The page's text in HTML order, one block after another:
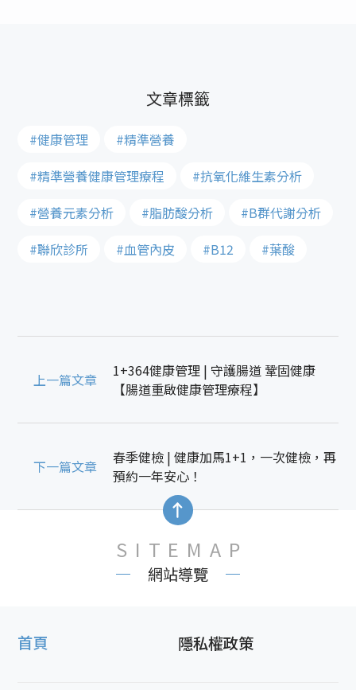
#健康管理
#精準營養
#精準營養健康管理療程
#抗氧化維生素分析
#營養元素分析
#脂肪酸分析
#B群代謝分析
#聯欣診所
#血管內皮 #B12 #葉酸
上一篇文章
1+364健康管理 | 守護腸道 鞏固健康
【腸道重啟健康管理療程】
下一篇文章
春季健檢 | 健康加馬1+1，一次健檢，再
預約一年安心！
SITEMAP
網站導覽
首頁 隱私權政策